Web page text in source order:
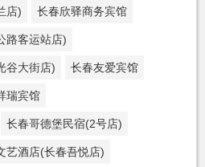
店) 长春欣驿商务宾馆
路客运站店)
谷大街店) 长春友爱宾馆
瑞宾馆
长春哥德堡民宿(2号店)
艺酒店(长春吾悦店)